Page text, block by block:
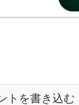
トを書き込む